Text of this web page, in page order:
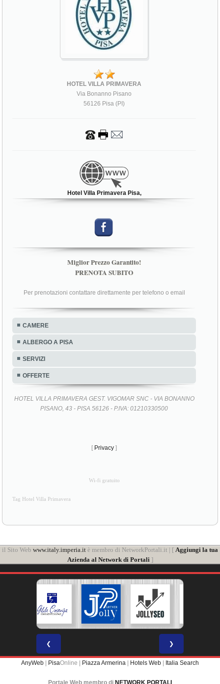
HOTEL VILLA PRIMAVERA
Via Bonanno Pisano
56126 Pisa (PI)
Hotel Villa Primavera Pisa,
Miglior Prezzo Garantito!
PRENOTA SUBITO
Per prenotazioni contattare direttamente per telefono o email
CAMERE
ALBERGO A PISA
SERVIZI
OFFERTE
HOTEL VILLA PRIMAVERA GEST. VIGOMAR SNC - VIA BONANNO
PISANO, 43 - PISA 56126 - P.IVA: 01210330500
[ Privacy ]
Wi-fi gratuito
Tag Hotel Villa Primavera
il Sito Web www.italy.imperia.it è membro di NetworkPortali.it | [ Aggiungi la tua
Azienda al Network di Portali]
❮ ❯
AnyWeb PisaOnline | Piazza Armerina Hotels Web Italia Search